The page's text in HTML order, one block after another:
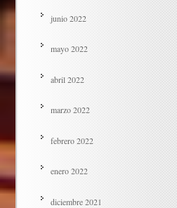
junio 2022
mayo 2022
abril 2022
marzo 2022
febrero 2022
enero 2022
diciembre 2021